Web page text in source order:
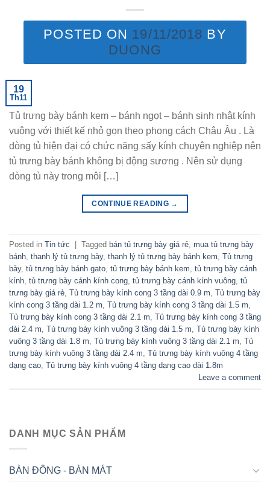
POSTED ON 19/11/2018 BY
DUONG
19
Th11
Tủ trưng bày bánh kem – bánh ngọt – bánh sinh nhật kính
vuông với thiết kế nhỏ gọn theo phong cách Châu Âu . Là
dòng tủ hiện đại có chức năng sấy kính chuyên nghiệp nên
tủ trưng bày bánh không bị động sương . Nên sử dụng
dòng tủ này trong môi […]
CONTINUE READING →
Posted in Tin tức Tagged bán tủ trưng bày giá rẻ, mua tủ trưng bày
bánh, thanh lý tủ trưng bày, thanh lý tủ trưng bày bánh kem, Tủ trưng
bày, tủ trưng bày bánh gato, tủ trưng bày bánh kem, tủ trưng bày cánh
kính, tủ trưng bày cánh kính cong, tủ trưng bày cánh kính vuông, tủ
trưng bày giá rẻ, Tủ trưng bày kính cong 3 tầng dài 0.9 m, Tủ trưng bày
kính cong 3 tầng dài 1.2 m, Tủ trưng bày kính cong 3 tầng dài 1.5 m,
Tủ trưng bày kính cong 3 tầng dài 2.1 m, Tủ trưng bày kính cong 3 tầng
dài 2.4 m, Tủ trưng bày kính vuông 3 tầng dài 1.5 m, Tủ trưng bày kính
vuông 3 tầng dài 1.8 m, Tủ trưng bày kính vuông 3 tầng dài 2.1 m, Tủ
trưng bày kính vuông 3 tầng dài 2.4 m, Tủ trưng bày kính vuông 4 tầng
dạng cao, Tủ trưng bày kính vuông 4 tầng dạng cao dài 1.8m
Leave a comment
DANH MỤC SẢN PHẨM
BÀN ĐÔNG - BÀN MÁT